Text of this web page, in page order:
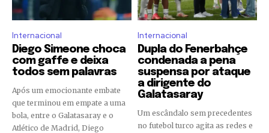
Internacional
Diego Simeone choca
com gaffe e deixa
todos sem palavras
Após um emocionante embate
que terminou em empate a uma
bola, entre o Galatasaray e o
Atlético de Madrid, Diego
Internacional
Dupla do Fenerbahçe
condenada a pena
suspensa por ataque
a dirigente do
Galatasaray
Um escândalo sem precedentes
no futebol turco agita as redes e